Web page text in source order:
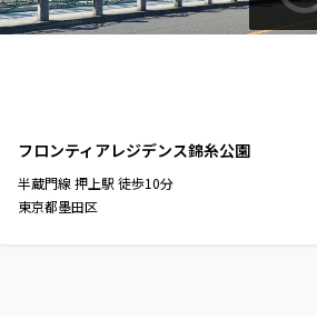
フロンティアレジデンス錦糸公園
半蔵門線 押上駅 徒歩10分
東京都墨田区